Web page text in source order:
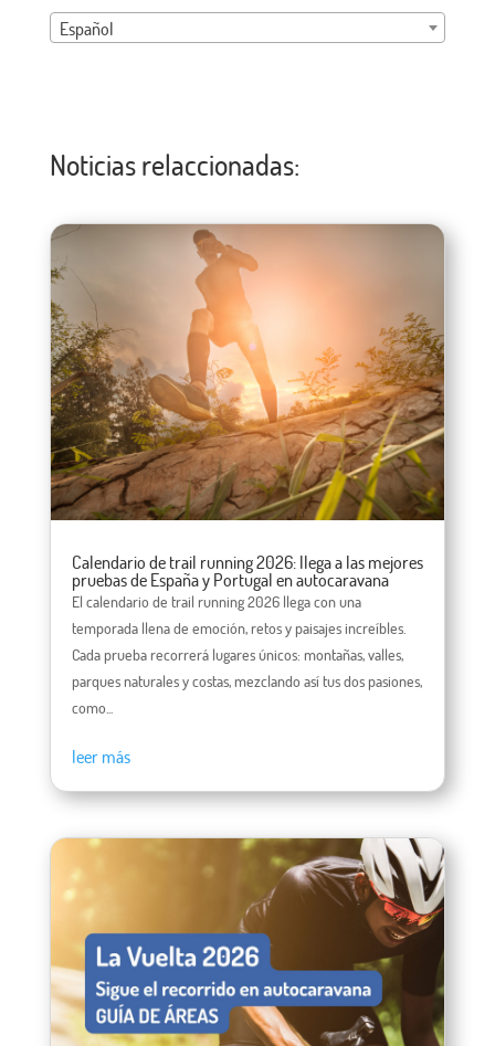
Español
Noticias relaccionadas:
Calendario de trail running 2026: llega a las mejores
pruebas de España y Portugal en autocaravana
El calendario de trail running 2026 llega con una
temporada llena de emoción, retos y paisajes increíbles.
Cada prueba recorrerá lugares únicos: montañas, valles,
parques naturales y costas, mezclando así tus dos pasiones,
como...
leer más